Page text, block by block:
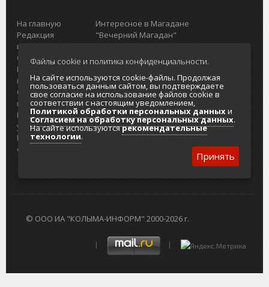
На главную
Редакция
портала
О проекте
Реклама на
портале
Отзывы и
предложения
Интернет-
услуги
Разработка
сайтов
Интересное в Магадане
"Вечерний Магадан"
Городская доска объявлений
Главный туристический портал
Колымы
Политика в отношении обработки
персональных данных
Согласие на обработку персональных
данных
© ООО ИА "КОЛЫМА-ИНФОРМ" 2000-2026 г.
Файлы cookie и политика конфиденциальности.
На сайте используются cookie-файлы. Продолжая
пользоваться данным сайтом, вы подтверждаете
свое согласие на использование файлов cookie в
соответствии с настоящим уведомлением,
Политикой обработки персональных данныхи
Согласием на обработку персональных данных.
На сайте используютсярекомендательные
технологии.
Принять